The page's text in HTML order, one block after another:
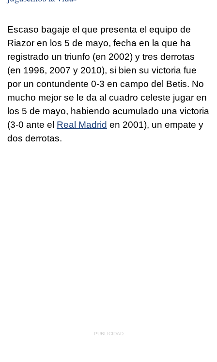
Escaso bagaje el que presenta el equipo de
Riazor en los 5 de mayo, fecha en la que ha
registrado un triunfo (en 2002) y tres derrotas
(en 1996, 2007 y 2010), si bien su victoria fue
por un contundente 0-3 en campo del Betis. No
mucho mejor se le da al cuadro celeste jugar en
los 5 de mayo, habiendo acumulado una victoria
(3-0 ante el Real Madrid en 2001), un empate y
dos derrotas.